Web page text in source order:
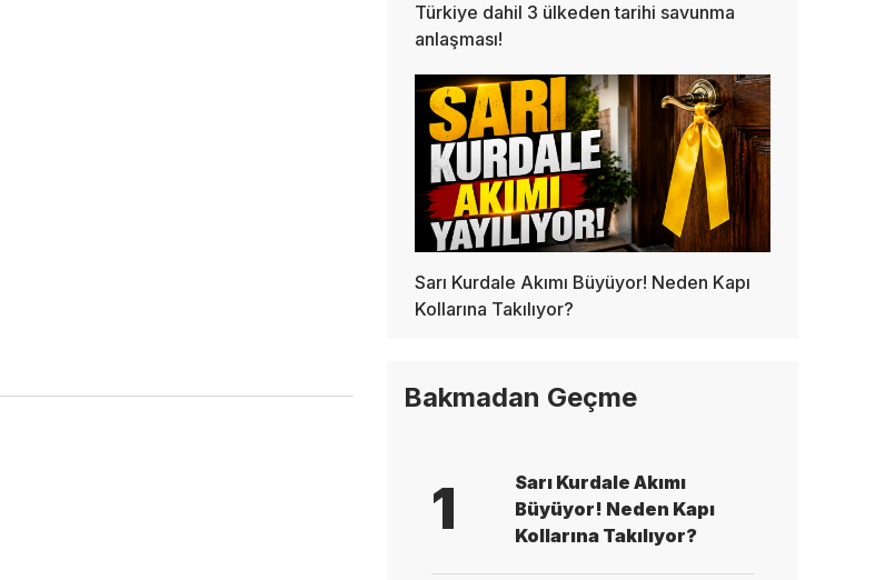
Türkiye dahil 3 ülkeden tarihi savunma
anlaşması!
Sarı Kurdale Akımı Büyüyor! Neden Kapı
Kollarına Takılıyor?
Bakmadan Geçme
1
Sarı Kurdale Akımı
Büyüyor! Neden Kapı
Kollarına Takılıyor?